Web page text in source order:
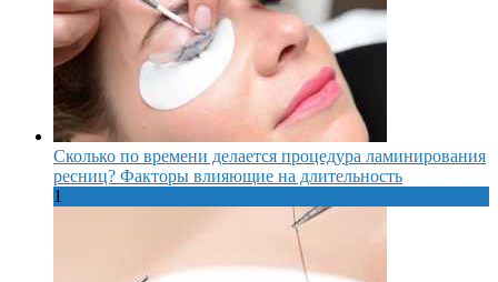
Сколько по времени делается процедура ламинирования
ресниц? Факторы влияющие на длительность
1